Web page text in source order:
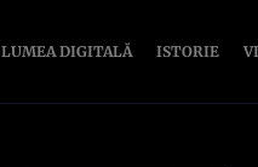
LUMEA DIGITALĂ ISTORIE